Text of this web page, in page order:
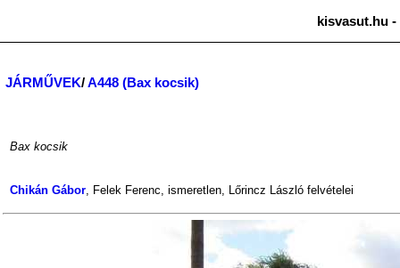
kisvasut.hu -
JÁRMŰVEK/A448 (Bax kocsik)
Bax kocsik
Chikán Gábor, Felek Ferenc, ismeretlen, Lőrincz László felvételei